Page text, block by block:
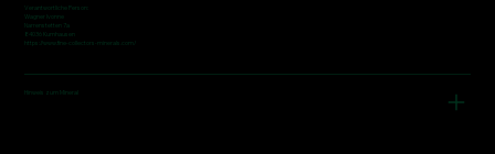
Verantwortliche Person:
Wagner Ivonne
Narrenstetten 7a
84036 Kumhausen
https://www.fine-collectors-minerals.com/
Hinweis zum Mineral